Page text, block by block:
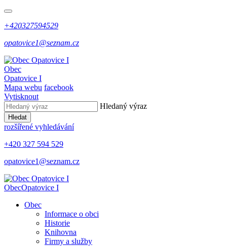
+420327594529
opatovice1@seznam.cz
Obec
Opatovice I
Mapa webu facebook
Vytisknout
Hledaný výraz
Hledat
rozšířené vyhledávání
+420 327 594 529
opatovice1@seznam.cz
ObecOpatovice I
Obec
Informace o obci
Historie
Knihovna
Firmy a služby